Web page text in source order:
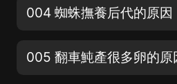
004 蜘蛛撫養后代的原因
005 翻車魨產很多卵的原